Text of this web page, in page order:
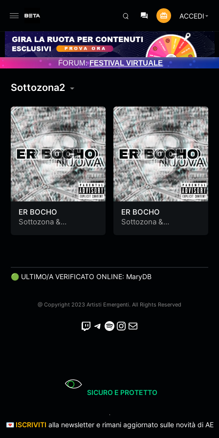
ACCEDI
3/07/2025
FORUM:FESTIVAL VIRTUALE
Sottozona2
ER BOCHO
Sottozona &
ER BOCHO
Sottozona &
🟢 ULTIMO/A VERIFICATO ONLINE: MaryDB
@ Copyright 2023 Artisti Emergenti. All Rights Reserved
Twitch Telegram Spotify Instagram Email
SICURO E PROTETTO
💌 ISCRIVITI alla newsletter e rimani aggiornato sulle novità di AE